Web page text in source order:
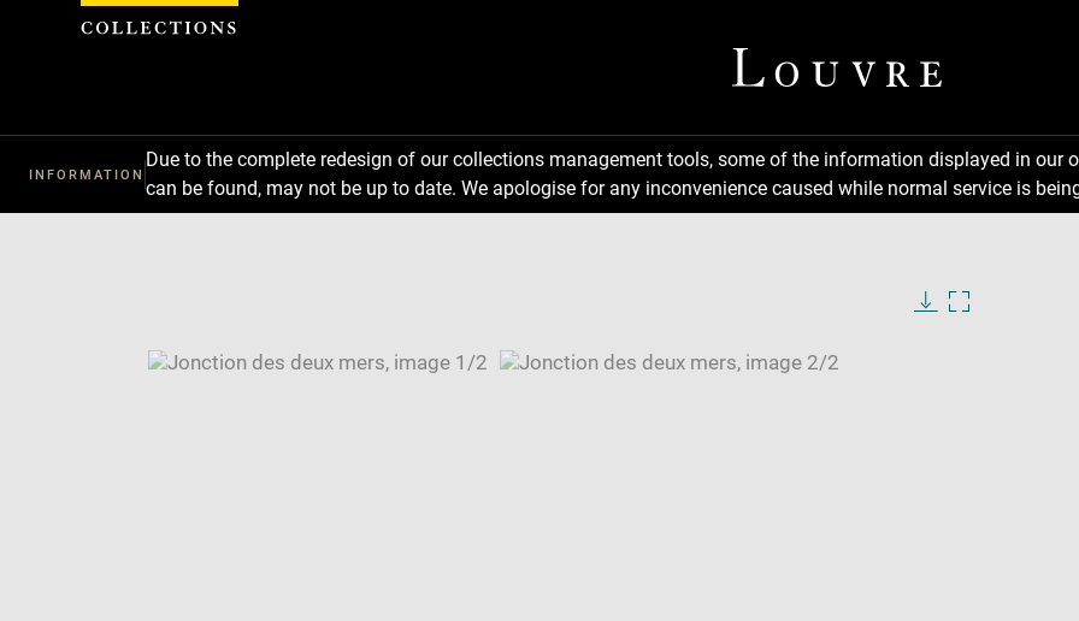
INFORMATION
Due to the complete redesign of our collections management tools, some of the information displayed in
can be found, may not be up to date. We apologise for any inconvenience caused while normal service is
window
SKIP IMAGE CAROUSEL
Cookies management panel